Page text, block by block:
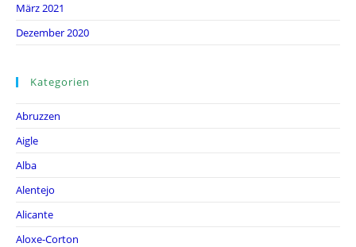
März 2021
Dezember 2020
Kategorien
Abruzzen
Aigle
Alba
Alentejo
Alicante
Aloxe-Corton